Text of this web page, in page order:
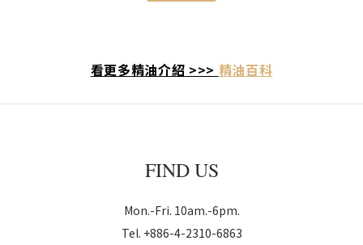
看更多精油介紹 >>> 精油百科
FIND US
Mon.-Fri. 10am.-6pm.
Tel. +886-4-2310-6863